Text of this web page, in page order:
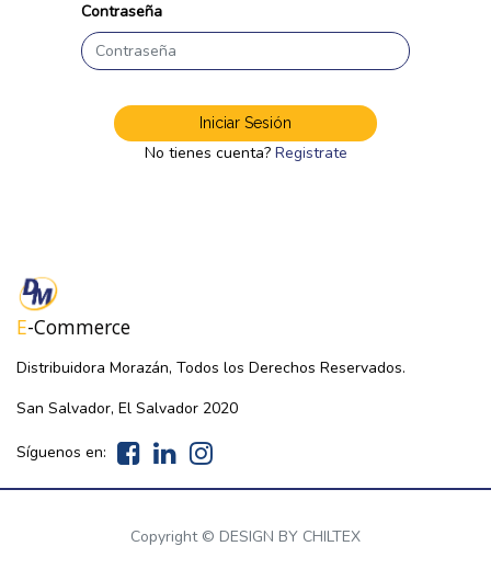
Contraseña
Iniciar Sesión
No tienes cuenta? Registrate
E-Commerce
Distribuidora Morazán, Todos los Derechos Reservados.
San Salvador, El Salvador 2020
Síguenos en:
Copyright © DESIGN BY CHILTEX